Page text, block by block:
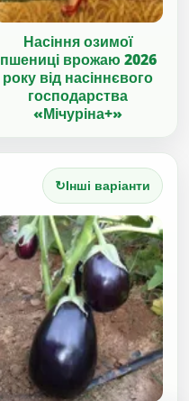
Насіння озимої
пшениці врожаю 2026
року від насіннєвого
господарства
«Мічуріна+»
↻Інші варіанти